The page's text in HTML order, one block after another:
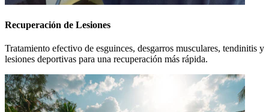
Recuperación de Lesiones
Tratamiento efectivo de esguinces, desgarros musculares, tendinitis y
lesiones deportivas para una recuperación más rápida.